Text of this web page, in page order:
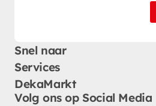
Snel naar
Services
DekaMarkt
Volg ons op Social Media